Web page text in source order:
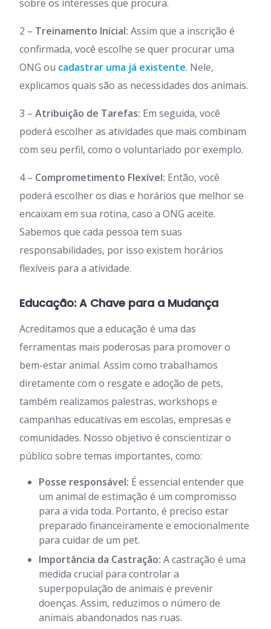
sobre os interesses que procura.
2 – Treinamento Inicial: Assim que a inscrição é
confirmada, você escolhe se quer procurar uma
ONG ou cadastrar uma já existente. Nele,
explicamos quais são as necessidades dos animais.
3 – Atribuição de Tarefas: Em seguida, você
poderá escolher as atividades que mais combinam
com seu perfil, como o voluntariado por exemplo.
4 – Comprometimento Flexível: Então, você
poderá escolher os dias e horários que melhor se
encaixam em sua rotina, caso a ONG aceite.
Sabemos que cada pessoa tem suas
responsabilidades, por isso existem horários
flexíveis para a atividade.
Educação: A Chave para a Mudança
Acreditamos que a educação é uma das
ferramentas mais poderosas para promover o
bem-estar animal. Assim como trabalhamos
diretamente com o resgate e adoção de pets,
também realizamos palestras, workshops e
campanhas educativas em escolas, empresas e
comunidades. Nosso objetivo é conscientizar o
público sobre temas importantes, como:
Posse responsável: É essencial entender que
um animal de estimação é um compromisso
para a vida toda. Portanto, é preciso estar
preparado financeiramente e emocionalmente
para cuidar de um pet.
Importância da Castração: A castração é uma
medida crucial para controlar a
superpopulação de animais e prevenir
doenças. Assim, reduzimos o número de
animais abandonados nas ruas.